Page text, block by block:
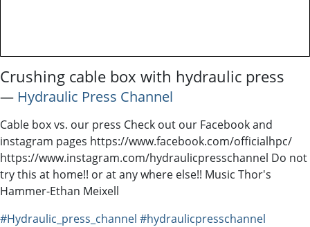
Crushing cable box with hydraulic press
― Hydraulic Press Channel
Cable box vs. our press Check out our Facebook and
instagram pages https://www.facebook.com/officialhpc/
https://www.instagram.com/hydraulicpresschannel Do not
try this at home!! or at any where else!! Music Thor's
Hammer-Ethan Meixell
#Hydraulic_press_channel #hydraulicpresschannel